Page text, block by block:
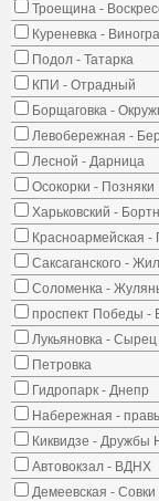
Троещина -
Куреневка -
Подол - Татарка
КПИ - Отрадный
Борщаговка -
Левобережная -
Лесной - Дарница
Осокорки - Позняки
Харьковский -
Красноармейская -
Саксаганского -
Соломенка -
проспект Победы -
Лукьяновка - Сырец
Петровка
Гидропарк - Днепр
Набережная -
Киквидзе - Дружбы
Автовокзал - ВДНХ
Демеевская - Совки